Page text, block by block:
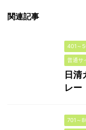
関連記事
401～
普通サ
日
レー
701～